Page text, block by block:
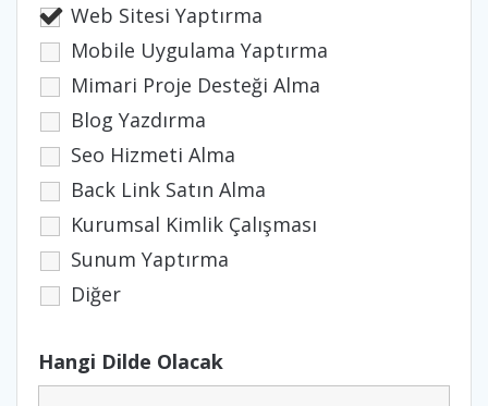
Web Sitesi Yaptırma
Mobile Uygulama Yaptırma
Mimari Proje Desteği Alma
Blog Yazdırma
Seo Hizmeti Alma
Back Link Satın Alma
Kurumsal Kimlik Çalışması
Sunum Yaptırma
Diğer
Hangi Dilde Olacak